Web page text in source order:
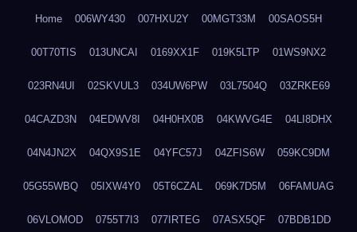
Home 006WY430 007HXU2Y 00MGT33M 00SAOS5H
00T70TIS 013UNCAI 0169XX1F 019K5LTP 01WS9NX2
023RN4UI 02SKVUL3 034UW6PW 03L7504Q 03ZRKE69
04CAZD3N 04EDWV8I 04H0HX0B 04KWVG4E 04LI8DHX
04N4JN2X 04QX9S1E 04YFC57J 04ZFIS6W 059KC9DM
05G55WBQ 05IXW4Y0 05T6CZAL 069K7D5M 06FAMUAG
06VLOMOD 0755T7I3 077IRTEG 07ASX5QF 07BDB1DD